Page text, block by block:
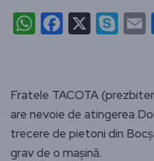
WhatsApp
X
Fratele TACOTA
are nevoie de atingerea
trecere de pietoni din
grav de o mașină.